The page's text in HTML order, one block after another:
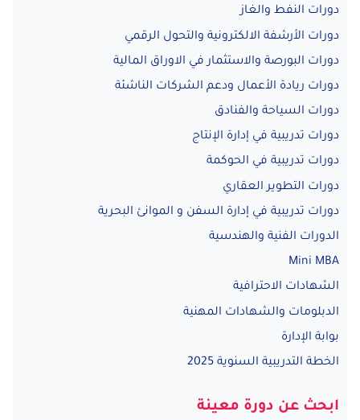
دورات النفط والغاز
دورات الأرشفة الالكترونية والتحول الرقمي
دورات البورصة والاستثمار في الاوراق المالية
دورات ريادة الأعمال ودعم الشركات الناشئة
دورات السياحة والفنادق
دورات تدريبية في إدارة الإنتاج
دورات تدريبية في الحوكمة
دورات التطوير العقاري
دورات تدريبية في إدارة السفن و الموانئ البحرية
الدورات الفنية والهندسية
Mini MBA
الشهادات الاحترافية
الدبلومات والشهادات المهنية
بوابة الإدارة
الخطة التدريبية السنوية 2025
ابحث عن دورة معينة